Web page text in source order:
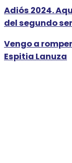
Adiós 2024.
del segundo
Vengo a
Espitia Lanuza